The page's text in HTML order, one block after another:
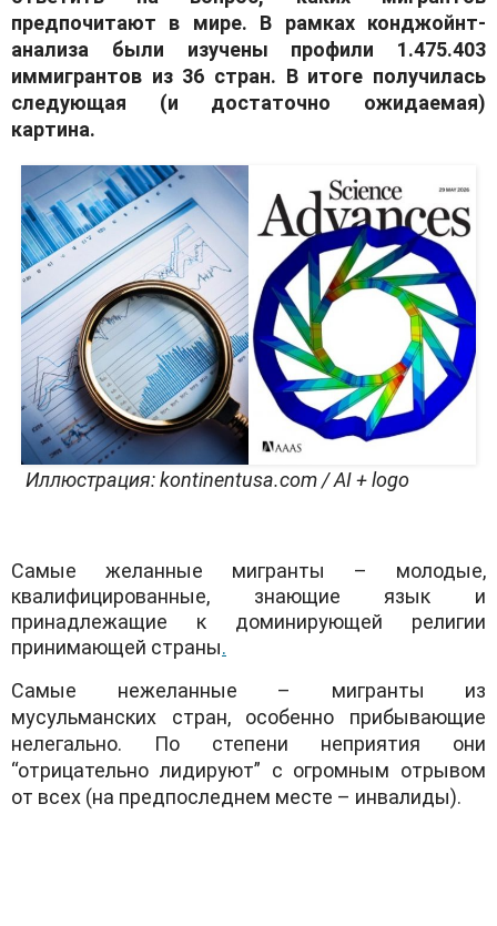
предпочитают в мире. В рамках конджойнт-
анализа были изучены профили 1.475.403
иммигрантов из 36 стран. В итоге получилась
следующая (и достаточно ожидаемая)
картина.
Иллюстрация: kontinentusa.com / AI + logo
Самые желанные мигранты – молодые,
квалифицированные, знающие язык и
принадлежащие к доминирующей религии
принимающей страны.
Самые нежеланные – мигранты из
мусульманских стран, особенно прибывающие
нелегально. По степени неприятия они
“отрицательно лидируют” с огромным отрывом
от всех (на предпоследнем месте – инвалиды).